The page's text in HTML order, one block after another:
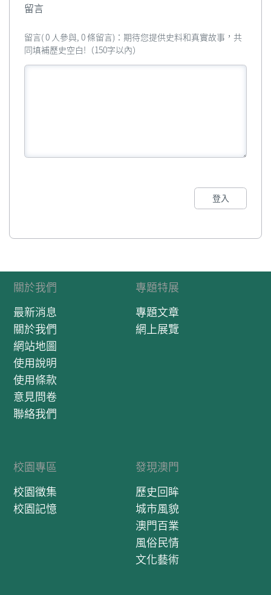
留言
留言( 0 人參與, 0 條留言)：期待您提供史料和真實故事，共
同填補歷史空白!（150字以內）
登入
關於我們
最新消息
關於我們
網站地圖
使用說明
使用條款
意見問卷
聯絡我們
專題特展
專題文章
網上展覽
校園專區
校園徵集
校園記憶
發現澳門
歷史回眸
城市風貌
澳門百業
風俗民情
文化藝術